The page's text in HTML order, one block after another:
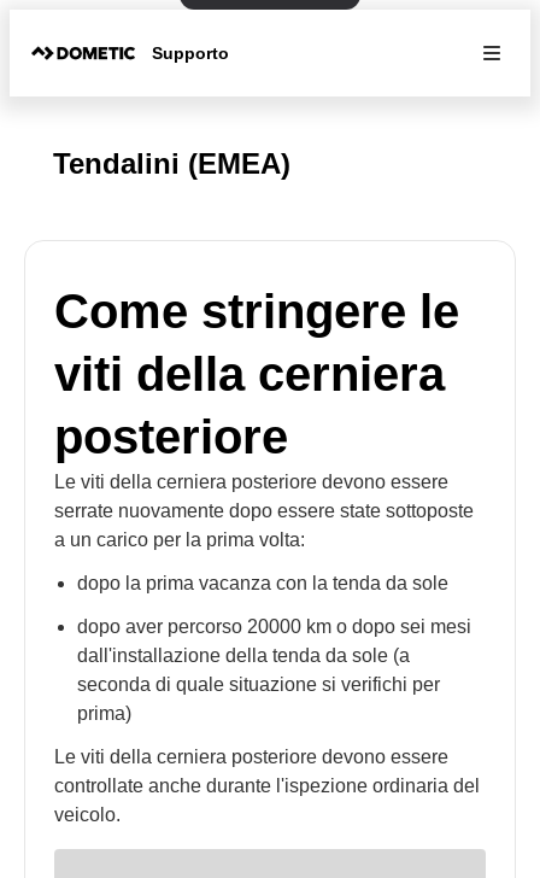
Supporto
Tendalini (EMEA)
Come stringere le
viti della cerniera
posteriore
Le viti della cerniera posteriore devono essere
serrate nuovamente dopo essere state sottoposte
a un carico per la prima volta:
dopo la prima vacanza con la tenda da sole
dopo aver percorso 20000 km o dopo sei mesi
dall'installazione della tenda da sole (a
seconda di quale situazione si verifichi per
prima)
Le viti della cerniera posteriore devono essere
controllate anche durante l'ispezione ordinaria del
veicolo.